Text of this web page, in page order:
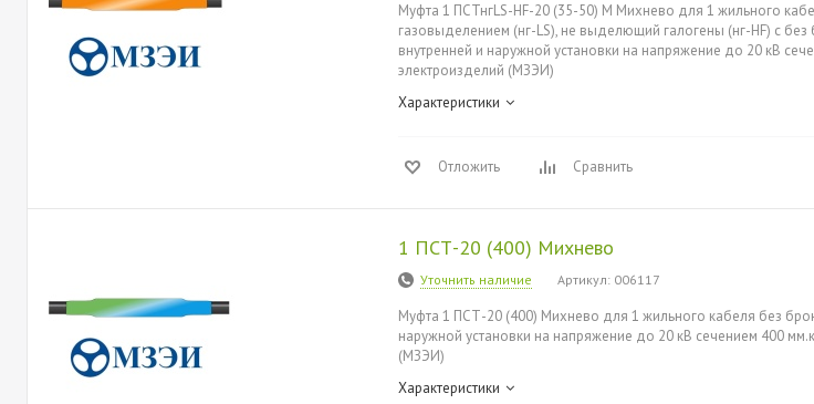
Муфта 1 ПСТнгLS-HF-20 (35-50) М Михнево для 1 жильного
газовыделением (нг-LS), не выделющий галогены (нг-HF) с
внутренней и наружной установки на напряжение до 20 кВ
электроизделий (МЗЭИ)
Характеристики
Отложить Сравнить
1 ПСТ-20 (400) Михнево
Уточнить наличие Артикул: 006117
Муфта 1 ПСТ-20 (400) Михнево для 1 жильного кабеля без
наружной установки на напряжение до 20 кВ сечением 400
(МЗЭИ)
Характеристики